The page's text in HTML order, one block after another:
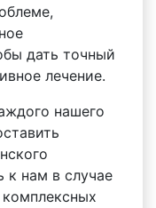
дать точный
лечение.
нашего
к нам в случае